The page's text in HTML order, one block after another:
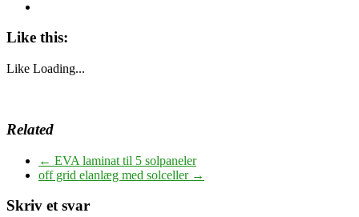
Like this:
Like Loading...
Related
← EVA laminat til 5 solpaneler
off grid elanlæg med solceller →
Skriv et svar